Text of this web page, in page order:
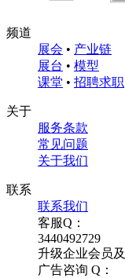
频道
展会 • 产业链
展台 • 模型
课堂 • 招聘求职
关于
服务条款
常见问题
关于我们
联系
联系我们
客服Q：
3440492729
升级企业会员及
广告咨询 Q：